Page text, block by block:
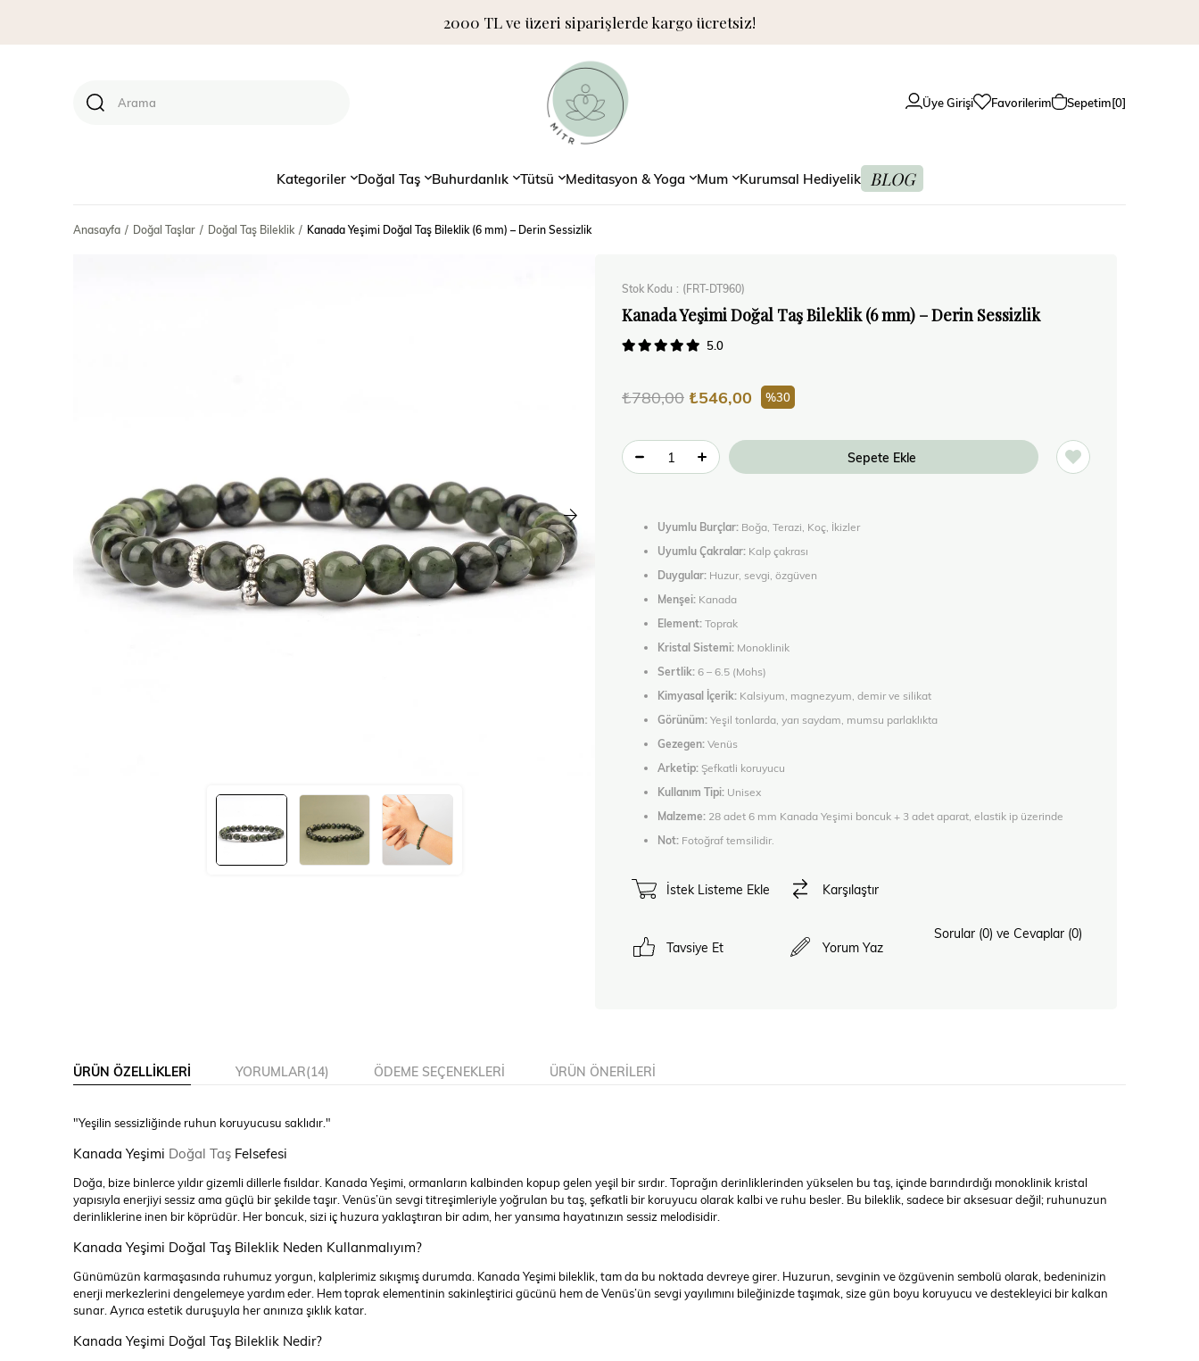
2000 TL ve üzeri siparişlerde kargo ücretsiz!
Üye Girişi Favorilerim Sepetim 0
Kategoriler Doğal Taş Buhurdanlık Tütsü Meditasyon & Yoga Mum Kurumsal Hediyelik BLOG
Anasayfa Doğal Taşlar Doğal Taş Bileklik Kanada Yeşimi Doğal Taş Bileklik (6 mm) – Derin Sessizlik
Stok Kodu (FRT-DT960)
Kanada Yeşimi Doğal Taş Bileklik (6 mm) – Derin Sessizlik
5.0
₺780,00 ₺546,00 30
Uyumlu Burçlar: Boğa, Terazi, Koç, İkizler
Uyumlu Çakralar: Kalp çakrası
Duygular: Huzur, sevgi, özgüven
Menşei: Kanada
Element:Toprak
Kristal Sistemi: Monoklinik
Sertlik:6 – 6.5 (Mohs)
Kimyasal İçerik: Kalsiyum, magnezyum, demir ve silikat
Görünüm:Yeşil tonlarda, yarı saydam, mumsu parlaklıkta
Gezegen:Venüs
Arketip: Şefkatli koruyucu
Kullanım Tipi: Unisex
Malzeme: 28 adet 6 mm Kanada Yeşimi boncuk + 3 adet aparat, elastik ip üzerinde
Not: Fotoğraf temsilidir.
İstek Listeme Ekle Karşılaştır
Tavsiye Et Yorum Yaz
Sorular (0) ve Cevaplar (0)
ÜRÜN ÖZELLIKLERI YORUMLAR(14) ÖDEME SEÇENEKLERI ÜRÜN ÖNERILERI
"Yeşilin sessizliğinde ruhun koruyucusu saklıdır."
Kanada Yeşimi Doğal Taş Felsefesi
Doğa, bize binlerce yıldır gizemli dillerle fısıldar. Kanada Yeşimi, ormanların kalbinden kopup gelen yeşil bir sırdır. Toprağın derinliklerinden yükselen bu taş, içinde barındırdığı monoklinik kristal
yapısıyla enerjiyi sessiz ama güçlü bir şekilde taşır. Venüs’ün sevgi titreşimleriyle yoğrulan bu taş, şefkatli bir koruyucu olarak kalbi ve ruhu besler. Bu bileklik, sadece bir aksesuar değil; ruhunuzun
derinliklerine inen bir köprüdür. Her boncuk, sizi iç huzura yaklaştıran bir adım, her yansıma hayatınızın sessiz melodisidir.
Kanada Yeşimi Doğal Taş Bileklik Neden Kullanmalıyım?
Günümüzün karmaşasında ruhumuz yorgun, kalplerimiz sıkışmış durumda. Kanada Yeşimi bileklik, tam da bu noktada devreye girer. Huzurun, sevginin ve özgüvenin sembolü olarak, bedeninizin
enerji merkezlerini dengelemeye yardım eder. Hem toprak elementinin sakinleştirici gücünü hem de Venüs’ün sevgi yayılımını bileğinizde taşımak, size gün boyu koruyucu ve destekleyici bir kalkan
sunar. Ayrıca estetik duruşuyla her anınıza şıklık katar.
Kanada Yeşimi Doğal Taş Bileklik Nedir?